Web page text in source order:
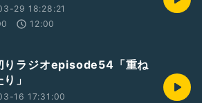
29 18:28:21
12:00
りラジオepisode54「重ね
」
16 17:31:00